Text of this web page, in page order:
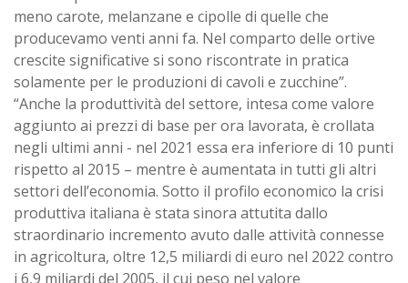
meno carote, melanzane e cipolle di quelle che
producevamo venti anni fa. Nel comparto delle ortive
crescite significative si sono riscontrate in pratica
solamente per le produzioni di cavoli e zucchine”.
“Anche la produttività del settore, intesa come valore
aggiunto ai prezzi di base per ora lavorata, è crollata
negli ultimi anni - nel 2021 essa era inferiore di 10 punti
rispetto al 2015 – mentre è aumentata in tutti gli altri
settori dell’economia. Sotto il profilo economico la crisi
produttiva italiana è stata sinora attutita dallo
straordinario incremento avuto dalle attività connesse
in agricoltura, oltre 12,5 miliardi di euro nel 2022 contro
i 6,9 miliardi del 2005, il cui peso nel valore